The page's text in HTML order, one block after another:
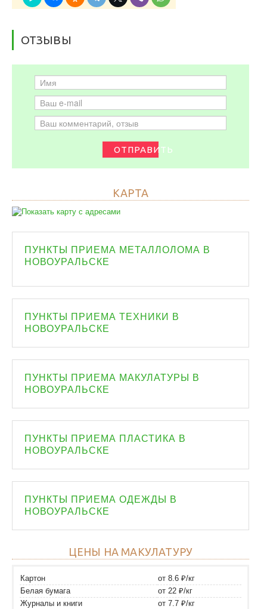
ОТЗЫВЫ
ОТПРАВИТЬ
КАРТА
ПУНКТЫ ПРИЕМА МЕТАЛЛОЛОМА В
НОВОУРАЛЬСКЕ
ПУНКТЫ ПРИЕМА ТЕХНИКИ В
НОВОУРАЛЬСКЕ
ПУНКТЫ ПРИЕМА МАКУЛАТУРЫ В
НОВОУРАЛЬСКЕ
ПУНКТЫ ПРИЕМА ПЛАСТИКА В
НОВОУРАЛЬСКЕ
ПУНКТЫ ПРИЕМА ОДЕЖДЫ В
НОВОУРАЛЬСКЕ
ЦЕНЫ НА МАКУЛАТУРУ
Картон
от 8.6 ₽/кг
Белая бумага
от 22 ₽/кг
Журналы и книги
от 7.7 ₽/кг